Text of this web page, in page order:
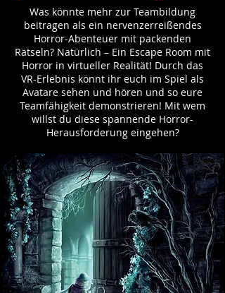
Was könnte mehr zur Teambildung
beitragen als ein nervenzerreißendes
Horror-Abenteuer mit packenden
Rätseln? Natürlich – Ein Escape Room mit
Horror in virtueller Realität! Durch das
VR-Erlebnis könnt ihr euch im Spiel als
Avatare sehen und hören und so eure
Teamfähigkeit demonstrieren! Mit wem
willst du diese spannende Horror-
Herausforderung eingehen?